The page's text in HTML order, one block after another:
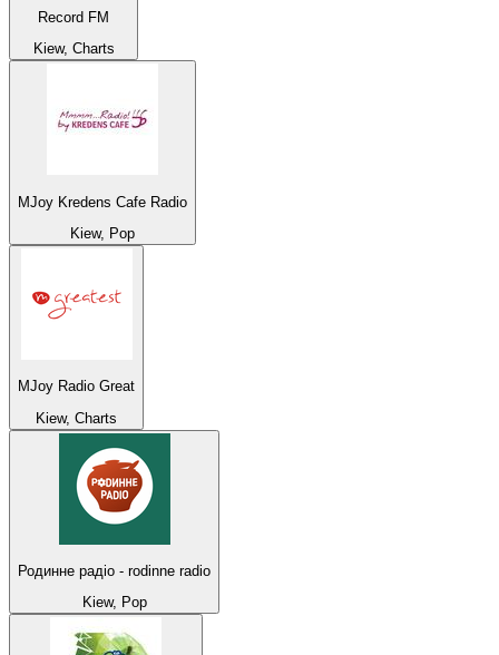
Record FM
Kiew, Charts
MJoy Kredens Cafe Radio
Kiew, Pop
MJoy Radio Great
Kiew, Charts
Родинне радіо - rodinne radio
Kiew, Pop